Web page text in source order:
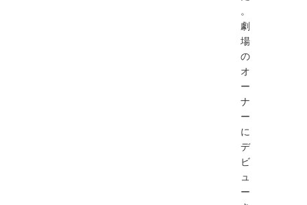
。
劇
場
の
オ
ー
ナ
ー
に
デ
ビ
ュ
ー